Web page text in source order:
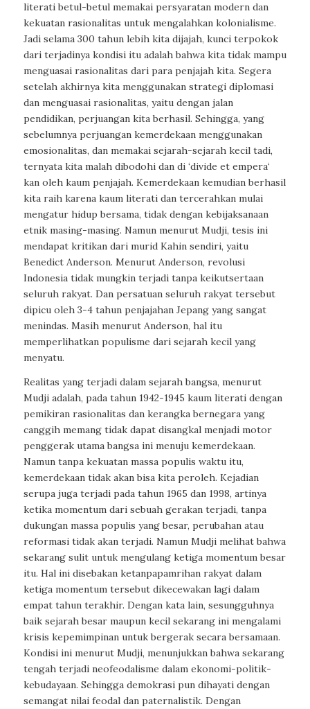
literati betul-betul memakai persyaratan modern dan
kekuatan rasionalitas untuk mengalahkan kolonialisme.
Jadi selama 300 tahun lebih kita dijajah, kunci terpokok
dari terjadinya kondisi itu adalah bahwa kita tidak mampu
menguasai rasionalitas dari para penjajah kita. Segera
setelah akhirnya kita menggunakan strategi diplomasi
dan menguasai rasionalitas, yaitu dengan jalan
pendidikan, perjuangan kita berhasil. Sehingga, yang
sebelumnya perjuangan kemerdekaan menggunakan
emosionalitas, dan memakai sejarah-sejarah kecil tadi,
ternyata kita malah dibodohi dan di ‘divide et empera‘
kan oleh kaum penjajah. Kemerdekaan kemudian berhasil
kita raih karena kaum literati dan tercerahkan mulai
mengatur hidup bersama, tidak dengan kebijaksanaan
etnik masing-masing. Namun menurut Mudji, tesis ini
mendapat kritikan dari murid Kahin sendiri, yaitu
Benedict Anderson. Menurut Anderson, revolusi
Indonesia tidak mungkin terjadi tanpa keikutsertaan
seluruh rakyat. Dan persatuan seluruh rakyat tersebut
dipicu oleh 3-4 tahun penjajahan Jepang yang sangat
menindas. Masih menurut Anderson, hal itu
memperlihatkan populisme dari sejarah kecil yang
menyatu.
Realitas yang terjadi dalam sejarah bangsa, menurut
Mudji adalah, pada tahun 1942-1945 kaum literati dengan
pemikiran rasionalitas dan kerangka bernegara yang
canggih memang tidak dapat disangkal menjadi motor
penggerak utama bangsa ini menuju kemerdekaan.
Namun tanpa kekuatan massa populis waktu itu,
kemerdekaan tidak akan bisa kita peroleh. Kejadian
serupa juga terjadi pada tahun 1965 dan 1998, artinya
ketika momentum dari sebuah gerakan terjadi, tanpa
dukungan massa populis yang besar, perubahan atau
reformasi tidak akan terjadi. Namun Mudji melihat bahwa
sekarang sulit untuk mengulang ketiga momentum besar
itu. Hal ini disebakan ketanpapamrihan rakyat dalam
ketiga momentum tersebut dikecewakan lagi dalam
empat tahun terakhir. Dengan kata lain, sesungguhnya
baik sejarah besar maupun kecil sekarang ini mengalami
krisis kepemimpinan untuk bergerak secara bersamaan.
Kondisi ini menurut Mudji, menunjukkan bahwa sekarang
tengah terjadi neofeodalisme dalam ekonomi-politik-
kebudayaan. Sehingga demokrasi pun dihayati dengan
semangat nilai feodal dan paternalistik. Dengan